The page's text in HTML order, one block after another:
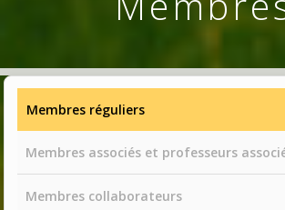
Membres réguliers
Membres associés et professeurs
Membres collaborateurs